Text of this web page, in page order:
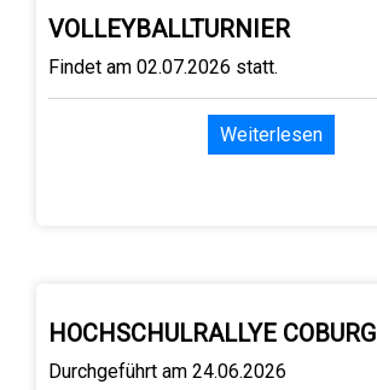
VOLLEYBALLTURNIER
Findet am 02.07.2026 statt.
Weiterlesen
HOCHSCHULRALLYE COBURG
Durchgeführt am 24.06.2026